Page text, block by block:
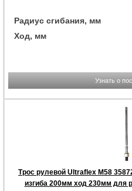
Радиус сгибания, мм
Ход, мм
Узнать о
Трос рулевой Ultraflex M58
изгиба 200мм ход 230мм для